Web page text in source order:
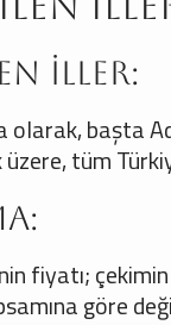
İller:
başta
tüm
fiyatı;
göre